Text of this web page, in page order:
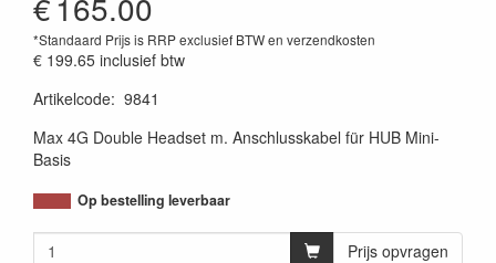
*Standaard Prijs is RRP exclusief BTW en verzendkosten
€ 199.65 inclusief btw
Artikelcode: 9841
Max 4G Double Headset m. Anschlusskabel für HUB Mini-
Basis
Op bestelling leverbaar
Prijs opvragen